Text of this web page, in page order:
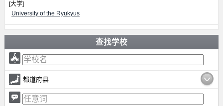
[大学]
University of the Ryukyus
查找学校
都道府县